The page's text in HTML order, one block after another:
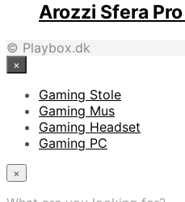
Arozzi Sfera
© Playbox.dk
×
Gaming Stole
Gaming Mus
Gaming Headset
Gaming PC
×